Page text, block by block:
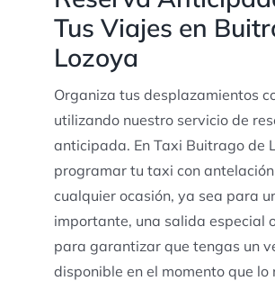
Tus Viajes en
Lozoya
Organiza tus desplazamientos
utilizando nuestro servicio de
anticipada. En Taxi Buitrago de
programar tu taxi con
cualquier ocasión, ya sea para
importante, una salida especial
para garantizar que tengas un
disponible en el momento que lo